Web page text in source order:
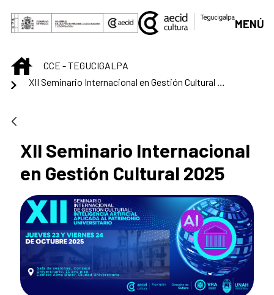
Saltar al contenido principal
MENÚ
INICIOCCE - TEGUCIGALPA
XII Seminario Internacional en Gestión Cultural 2025
XII Seminario Internacional
en Gestión Cultural 2025